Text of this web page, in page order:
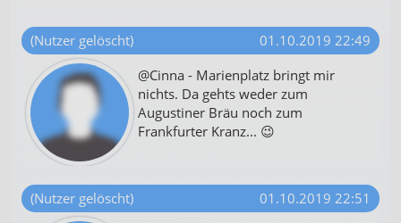
(Nutzer gelöscht)
01.10.2019 22:49
@Cinna - Marienplatz bringt mir
nichts. Da gehts weder zum
Augustiner Bräu noch zum
Frankfurter Kranz... 😉
(Nutzer gelöscht)
01.10.2019 22:51